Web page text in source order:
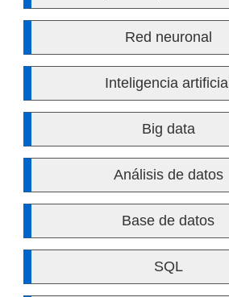
Red neuronal
Inteligencia artificial
Big data
Análisis de datos
Base de datos
SQL